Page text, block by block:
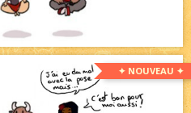
✦ NOUVEAU ✦